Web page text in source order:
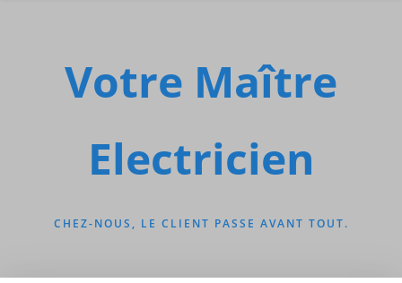
Votre Maître
Electricien
CHEZ-NOUS, LE CLIENT PASSE AVANT TOUT.